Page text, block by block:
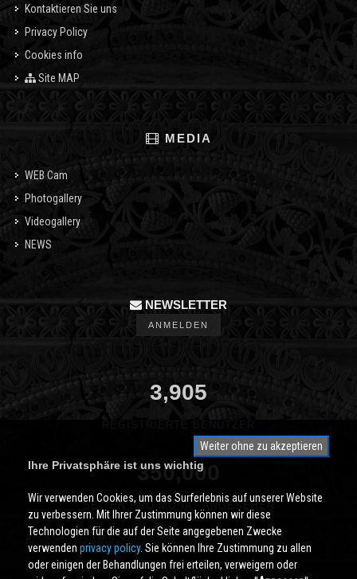
Kontaktieren Sie uns
Privacy Policy
Cookies info
Site MAP
MEDIA
WEB Cam
Photogallery
Videogallery
NEWS
NEWSLETTER
ANMELDEN
3,905
350,000
SEITEN PRO MONAT ANGESEHEN
Weiter ohne zu akzeptieren
Ihre Privatsphäre ist uns wichtig
Wir verwenden Cookies, um das Surferlebnis auf unserer Website
zu verbessern. Mit Ihrer Zustimmung können wir diese
Technologien für die auf der Seite angegebenen Zwecke
verwenden privacy policy. Sie können Ihre Zustimmung zu allen
oder einigen der Behandlungen frei erteilen, verweigern oder